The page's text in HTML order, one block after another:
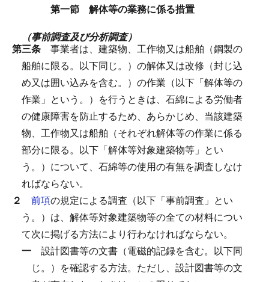
第一節 解体等の業務に係る措置
（事前調査及び分析調査）
第三条 事業者は、建築物、工作物又は船舶（鋼製の
船舶に限る。以下同じ。）の解体又は改修（封じ込
め又は囲い込みを含む。）の作業（以下「解体等の
作業」という。）を行うときは、石綿による労働者
の健康障害を防止するため、あらかじめ、当該建築
物、工作物又は船舶（それぞれ解体等の作業に係る
部分に限る。以下「解体等対象建築物等」とい
う。）について、石綿等の使用の有無を調査しなけ
ればならない。
２ 前項の規定による調査（以下「事前調査」とい
う。）は、解体等対象建築物等の全ての材料につい
て次に掲げる方法により行わなければならない。
一 設計図書等の文書（電磁的記録を含む。以下同
じ。）を確認する方法。 ただし、設計図書等の文